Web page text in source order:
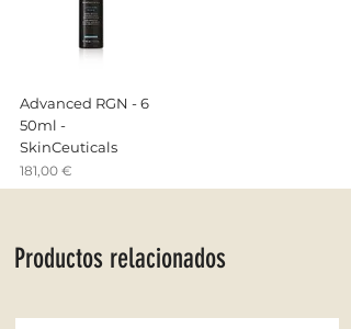
Advanced RGN - 6
50ml -
SkinCeuticals
Precio
181,00 €
Productos relacionados